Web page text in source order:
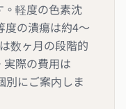
軽度の色素沈
度の潰瘍は約4〜
数ヶ月の段階的
際の費用は
別にご案内しま